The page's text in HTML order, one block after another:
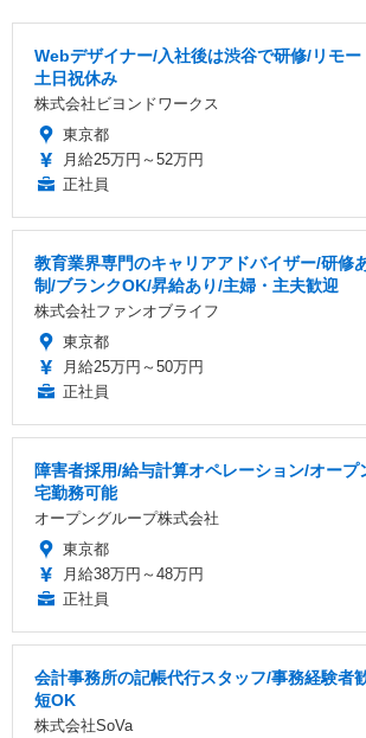
Webデザイナー/入社後は渋谷で研修/リモ
土日祝休み
株式会社ビヨンドワークス
東京都
月給25万円～52万円
正社員
教育業界専門のキャリアアドバイザー/研修
制/ブランクOK/昇給あり/主婦・主夫歓迎
株式会社ファンオブライフ
東京都
月給25万円～50万円
正社員
障害者採用/給与計算オペレーション/オープ
宅勤務可能
オープングループ株式会社
東京都
月給38万円～48万円
正社員
会計事務所の記帳代行スタッフ/事務経験者
短OK
株式会社SoVa